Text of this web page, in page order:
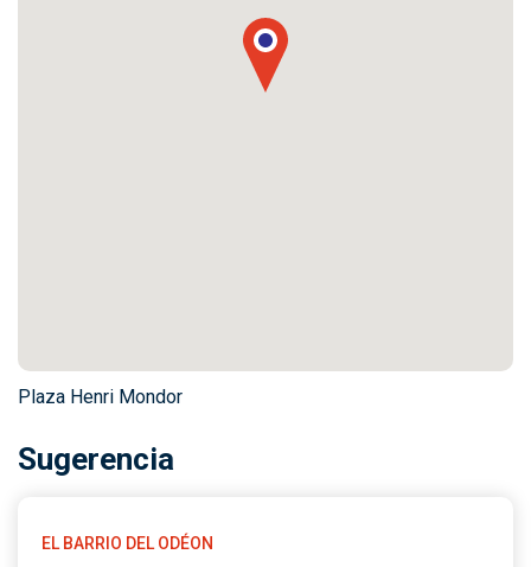
Plaza Henri Mondor
Sugerencia
EL BARRIO DEL ODÉON